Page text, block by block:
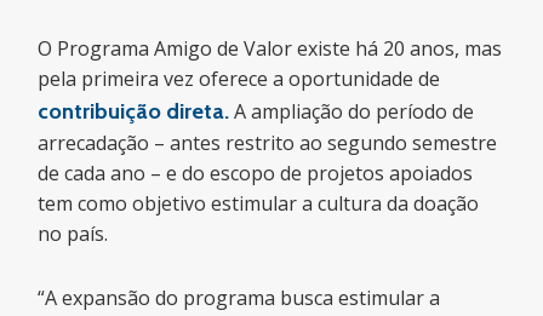
O Programa Amigo de Valor existe há 20 anos, mas
pela primeira vez oferece a oportunidade de
contribuição direta.A ampliação do período de
arrecadação – antes restrito ao segundo semestre
de cada ano – e do escopo de projetos apoiados
tem como objetivo estimular a cultura da doação
no país.
“A expansão do programa busca estimular a